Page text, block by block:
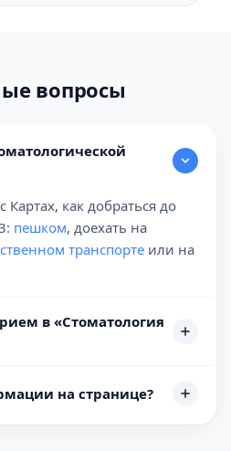
вопросы
как добраться до
пешком, доехать на
транспорте или на
в «Стоматология
на странице?